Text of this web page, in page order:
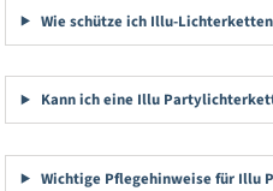
Wie schütze ich Illu-
Kann ich eine Illu
Wichtige Pflegehinweise für Illu